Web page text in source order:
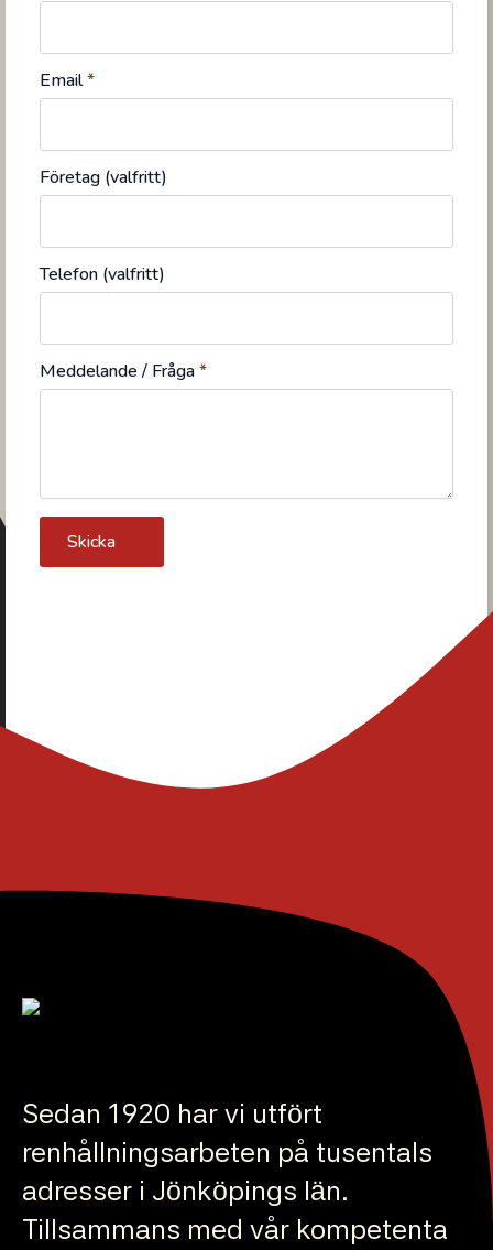
Email*
Företag (valfritt)
Telefon (valfritt)
Meddelande / Fråga*
Skicka
Sedan 1920 har vi utfört
renhållningsarbeten på tusentals
adresser i Jönköpings län.
Tillsammans med vår kompetenta